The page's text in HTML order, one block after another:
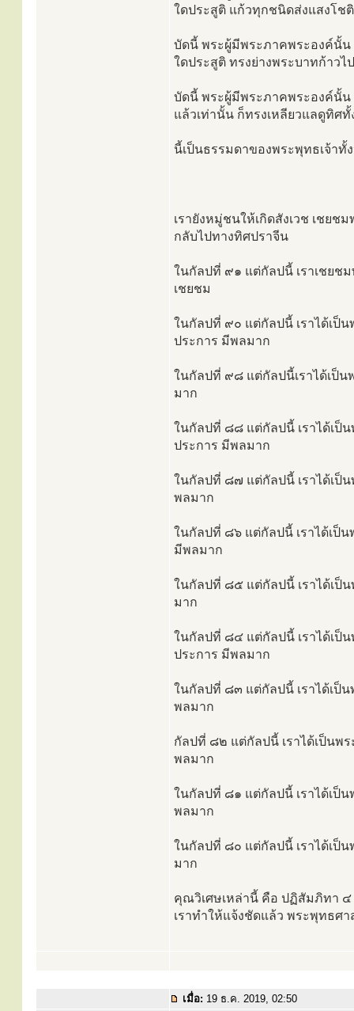
ใดประสูติ แก้วทุกชนิดส่งแสงโช
บัดนี้ พระผู้มีพระภาคพระองค์นั้น
ใดประสูติ ทรงย่างพระบาทก้าวไ
บัดนี้ พระผู้มีพระภาคพระองค์นั้น
แล้วเท่านั้น ก็ทรงเหลียวแลดูทิศทั้
นี้เป็นธรรมดาของพระพุทธเจ้าทั้
เรายังหมู่ชนให้เกิดสังเวช เชย
กลับไปทางทิศปราจีน
ในกัลปที่ ๙๑ แต่กัลปนี้ เราเชยช
เชยชม
ในกัลปที่ ๙๐ แต่กัลปนี้ เราได้เป็
ประการ มีพลมาก
ในกัลปที่ ๙๘ แต่กัลปนี้เราได้เป็
มาก
ในกัลปที่ ๘๘ แต่กัลปนี้ เราได้เป็
ประการ มีพลมาก
ในกัลปที่ ๘๗ แต่กัลปนี้ เราได้เป็
พลมาก
ในกัลปที่ ๘๖ แต่กัลปนี้ เราได้เป็
มีพลมาก
ในกัลปที่ ๘๕ แต่กัลปนี้ เราได้เป็
มาก
ในกัลปที่ ๘๔ แต่กัลปนี้ เราได้เป็
ประการ มีพลมาก
ในกัลปที่ ๘๓ แต่กัลปนี้ เราได้เป็
พลมาก
กัลปที่ ๘๒ แต่กัลปนี้ เราได้เป็นพ
พลมาก
ในกัลปที่ ๘๑ แต่กัลปนี้ เราได้เป็
พลมาก
ในกัลปที่ ๘๐ แต่กัลปนี้ เราได้เป็
มาก
คุณวิเศษเหล่านี้ คือ ปฏิสัมภิทา
เราทำให้แจ้งชัดแล้ว พระพุทธศา
เมื่อ: 19 ธ.ค. 2019, 02:50